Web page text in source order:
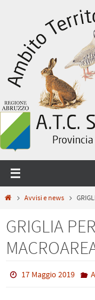
contenuto
HomeAvvisi e news
GRIGLIA
17 Maggio 2019